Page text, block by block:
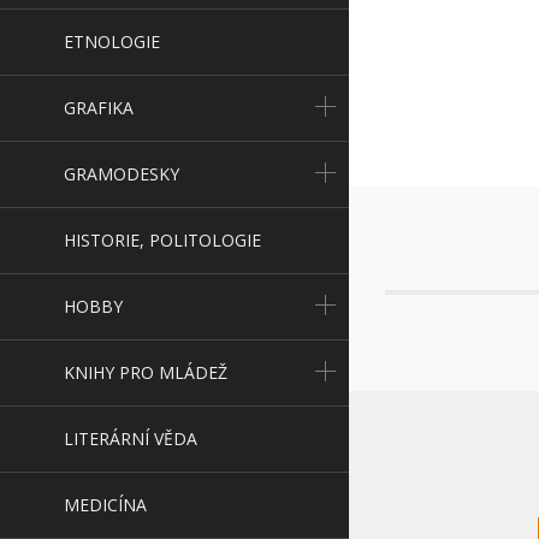
ETNOLOGIE
GRAFIKA
GRAMODESKY
HISTORIE, POLITOLOGIE
HOBBY
KNIHY PRO MLÁDEŽ
LITERÁRNÍ VĚDA
MEDICÍNA